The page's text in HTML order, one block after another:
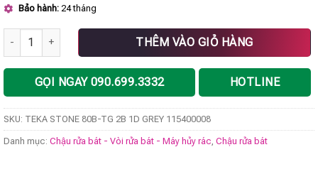
Bảo hành: 24 tháng
Chậu đá rửa chén TEKA STONE 80B-TG 2B 1D GREY 115400008 số
THÊM VÀO GIỎ HÀNG
GỌI NGAY 090.699.3332 HOTLINE
SKU: TEKA STONE 80B-TG 2B 1D GREY 115400008
Danh mục: Chậu rửa bát - Vòi rửa bát - Máy hủy rác Chậu rửa bát